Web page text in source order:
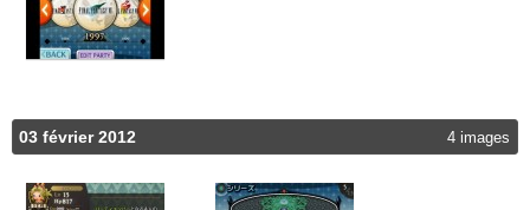
03 février 2012 4 images